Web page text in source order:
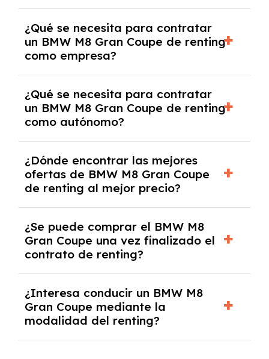
experto que te asesore.
y, en algunos casos, una consulta de solvencia
crediticia y un pago inicial.
¿Qué se necesita para contratar
un BMW M8 Gran Coupe de renting
como empresa?
documentación financiera y, en algunos
casos, un informe de solvencia de la empresa
y un pago inicial.
¿Qué se necesita para contratar
un BMW M8 Gran Coupe de renting
como autónomo?
autónomos, justificante de ingresos y, en
algunos casos, un informe fiscal y un pago
inicial.
¿Dónde encontrar las mejores
ofertas de BMW M8 Gran Coupe
de renting al mejor precio?
mejores ofertas de vehículos de renting con
todos los gastos incluidos y sin pagar
entradas.
¿Se puede comprar el BMW M8
Gran Coupe una vez finalizado el
contrato de renting?
renting se puede adquirir el coche. En este
caso tendrán que analizar los años, la
cantidad de kilómetros recorridos y el coste
del mercado actual.
¿Interesa conducir un BMW M8
Gran Coupe mediante la
modalidad del renting?